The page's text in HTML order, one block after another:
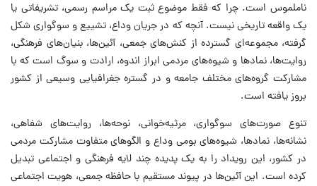
ناملموس است. چرا که فقط موضوع ثبت یک مراسم رسمی، تشریفاتی یا
یک واقعه تاریخی نیست. آنچه که در جریان وداع، تشییع و سوگواری شکل
گرفته، مجموعه‌ای گسترده از کنش‌های جمعی، آئین‌ها، بنیان‌های فرهنگی،
روایت‌ها، نمادها و شیوه‌های مردمی ابراز اندوه، ارادت و سوگ است که با
مشارکت گروه‌های مختلف جامعه و در گستره جغرافیایی وسیعی از کشور
بروز یافته است.
تنوع صورت‌های سوگواری، مرثیه‌خوانی، نوحه‌ها، روایت‌های شفاهی،
نشانه‌ها، نمادها، شیوه‌های بومی وداع و الگوهای متفاوت مشارکت مردمی
در کشور، این رویداد را به یک پدیده چند لایه فرهنگی و اجتماعی تبدیل
کرده است. این آئین‌ها در پیوند مستقیم با حافظه جمعی، هویت اجتماعی